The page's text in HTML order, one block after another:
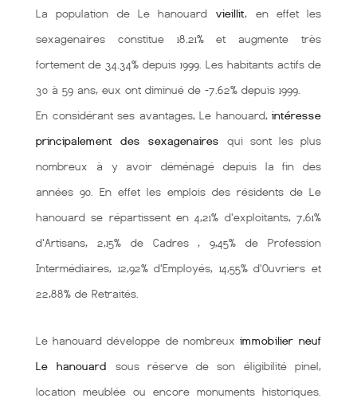
La population de Le hanouard vieillit, en effet les
sexagenaires constitue 18.21% et augmente très
fortement de 34.34% depuis 1999. Les habitants actifs de
30 à 59 ans, eux ont diminué de -7.62% depuis 1999.
En considérant ses avantages, Le hanouard, intéresse
principalement des sexagenaires qui sont les plus
nombreux à y avoir déménagé depuis la fin des
années 90. En effet les emplois des résidents de Le
hanouard se répartissent en 4,21% d'exploitants, 7,61%
d'Artisans, 2,15% de Cadres , 9,45% de Profession
Intermédiaires, 12,92% d'Employés, 14,55% d'Ouvriers et
22,88% de Retraités.
Le hanouard développe de nombreux immobilier neuf
Le hanouard sous réserve de son éligibilité pinel,
location meublée ou encore monuments historiques.